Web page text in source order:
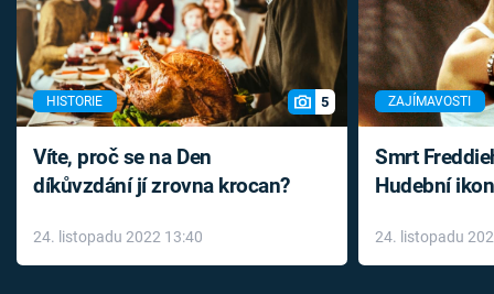
HISTORIE 5
Víte, proč se na Den
díkůvzdání jí zrovna krocan?
24. listopadu 2022 13:40
ZAJÍMAVOSTI
Smrt
Hudební
léky
24. listopadu